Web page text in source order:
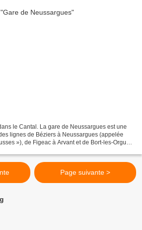
le Cantal. La gare de Neussargues est une
lignes de Béziers à Neussargues (appelée
»), de Figeac à Arvant et de Bort-les-Orgues
Page suivante >